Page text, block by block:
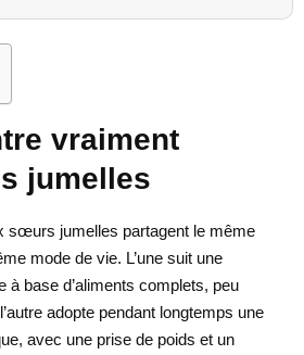
vraiment
jumelles
sœurs jumelles partagent le même
mode de vie. L’une suit une
à base d’aliments complets, peu
adopte pendant longtemps une
avec une prise de poids et un